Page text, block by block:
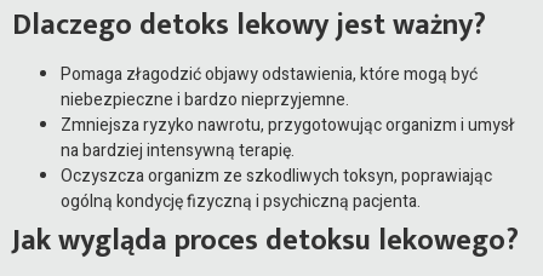
Dlaczego detoks lekowy jest ważny?
Pomaga złagodzić objawy odstawienia, które mogą być
niebezpieczne i bardzo nieprzyjemne.
Zmniejsza ryzyko nawrotu, przygotowując organizm i umysł
na bardziej intensywną terapię.
Oczyszcza organizm ze szkodliwych toksyn, poprawiając
ogólną kondycję fizyczną i psychiczną pacjenta.
Jak wygląda proces detoksu lekowego?